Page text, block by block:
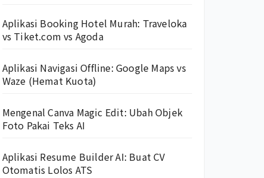
Aplikasi Booking Hotel Murah: Traveloka
vs Tiket.com vs Agoda
Aplikasi Navigasi Offline: Google Maps vs
Waze (Hemat Kuota)
Mengenal Canva Magic Edit: Ubah Objek
Foto Pakai Teks AI
Aplikasi Resume Builder AI: Buat CV
Otomatis Lolos ATS